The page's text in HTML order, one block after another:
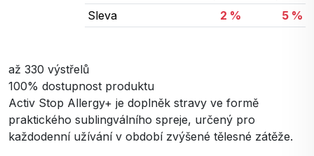
Sleva
2 % 5 %
až 330 výstřelů
100% dostupnost produktu
Activ Stop Allergy+ je doplněk stravy ve formě
praktického sublingválního spreje, určený pro
každodenní užívání v období zvýšené tělesné zátěže.